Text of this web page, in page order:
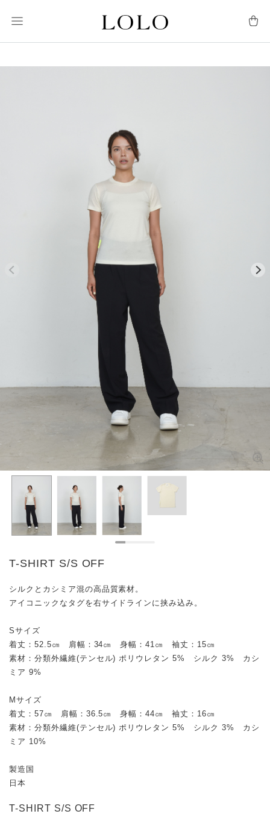
T-SHIRT S/S OFF
シルクとカシミア混の高品質素材。
アイコニックなタグを右サイドラインに挟み込み。
Sサイズ
着丈：52.5㎝ 肩幅：34㎝ 身幅：41㎝ 袖丈：15㎝
素材：分類外繊維(テンセル) ポリウレタン 5% シルク 3% カシ
ミア 9%
Mサイズ
着丈：57㎝ 肩幅：36.5㎝ 身幅：44㎝ 袖丈：16㎝
素材：分類外繊維(テンセル) ポリウレタン 5% シルク 3% カシ
ミア 10%
製造国
日本
T-SHIRT S/S OFF